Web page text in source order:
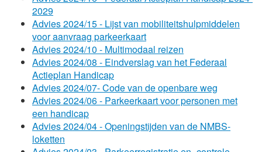
2029
Advies 2024/15 - Lijst van mobiliteitshulpmiddelen
voor aanvraag parkeerkaart
Advies 2024/10 - Multimodaal reizen
Advies 2024/08 - Eindverslag van het Federaal
Actieplan Handicap
Advies 2024/07- Code van de openbare weg
Advies 2024/06 - Parkeerkaart voor personen met
een handicap
Advies 2024/04 - Openingstijden van de NMBS-
loketten